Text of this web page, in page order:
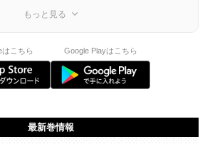
もっと見る
はこちら Google Playはこちら
最新巻情報